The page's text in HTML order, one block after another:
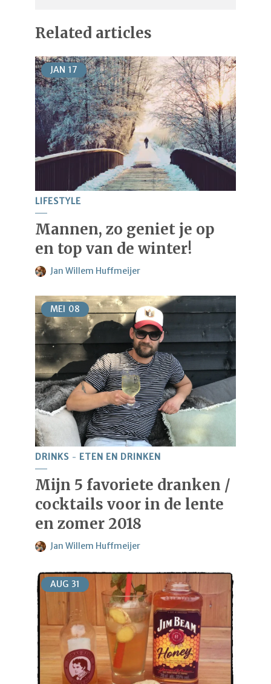
Related articles
JAN 17
LIFESTYLE
Mannen, zo geniet je op
en top van de winter!
Jan Willem Huffmeijer
MEI 08
DRINKS ETEN EN DRINKEN
Mijn 5 favoriete dranken /
cocktails voor in de lente
en zomer 2018
Jan Willem Huffmeijer
AUG 31